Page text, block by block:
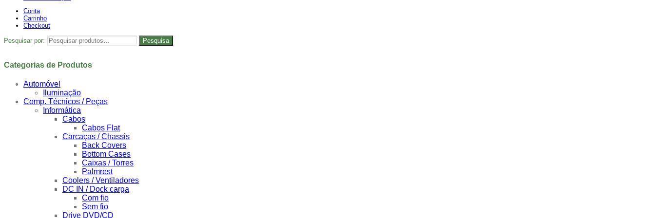
Conta
Carrinho
Checkout
Pesquisar por: Pesquisa
Categorias de Produtos
Automóvel
Iluminação
Comp. Técnicos / Peças
Informática
Cabos
Cabos Flat
Carcaças / Chassis
Back Covers
Bottom Cases
Caixas / Torres
Palmrest
Coolers / Ventiladores
DC IN / Dock carga
Com fio
Sem fio
Drive DVD/CD